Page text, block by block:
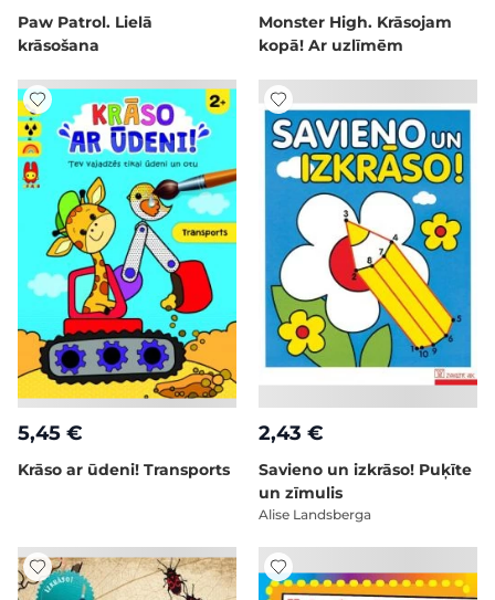
Paw Patrol. Lielā
krāsošana
Monster High. Krāsojam
kopā! Ar uzlīmēm
5,45 €
Krāso ar ūdeni! Transports
2,43 €
Savieno un izkrāso! Puķīte
un zīmulis
Alise Landsberga